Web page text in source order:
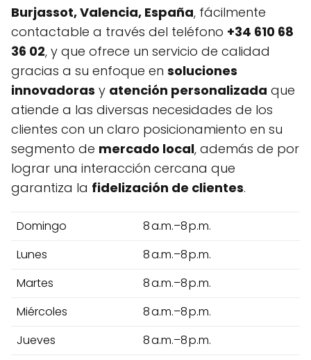
Burjassot, Valencia, España, fácilmente
contactable a través del teléfono +34 610 68
36 02, y que ofrece un servicio de calidad
gracias a su enfoque en soluciones
innovadoras y atención personalizada que
atiende a las diversas necesidades de los
clientes con un claro posicionamiento en su
segmento de mercado local, además de por
lograr una interacción cercana que
garantiza la fidelización de clientes.
Domingo
8 a.m.–8 p.m.
Lunes
8 a.m.–8 p.m.
Martes
8 a.m.–8 p.m.
Miércoles
8 a.m.–8 p.m.
Jueves
8 a.m.–8 p.m.